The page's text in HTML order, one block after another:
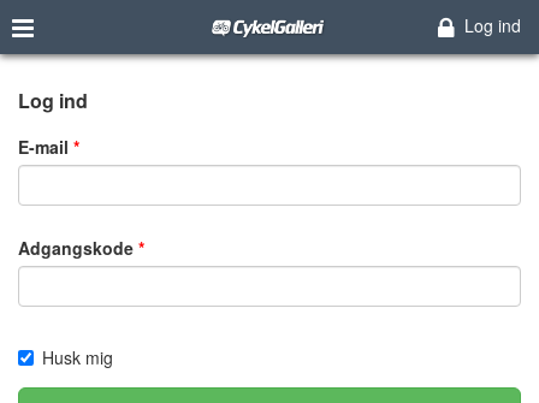
Log ind
Log ind
E-mail
Adgangskode
Husk mig